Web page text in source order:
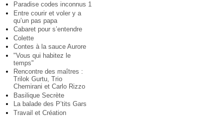
Paradise codes inconnus 1
Entre courir et voler y a
qu’un pas papa
Cabaret pour s’entendre
Colette
Contes à la sauce Aurore
"Vous qui habitez le
temps"
Rencontre des maîtres :
Trilok Gurtu, Trio
Chemirani et Carlo Rizzo
Basilique Secrète
La balade des P’tits Gars
Travail et Création